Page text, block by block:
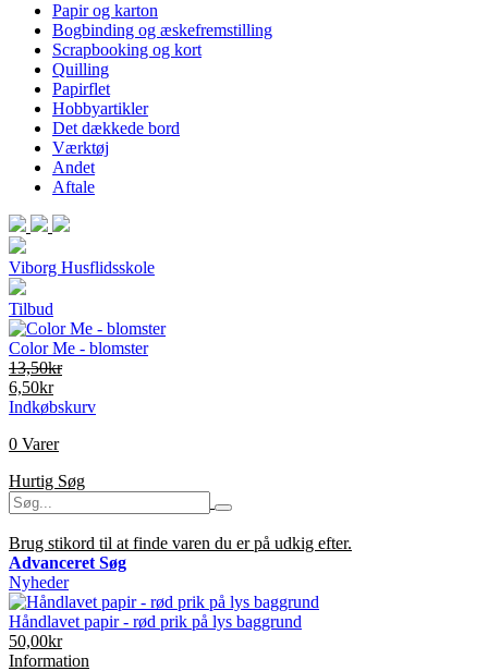
Papir og karton
Bogbinding og æskefremstilling
Scrapbooking og kort
Quilling
Papirflet
Hobbyartikler
Det dækkede bord
Værktøj
Andet
Aftale
Viborg Husflidsskole
Tilbud
Color Me - blomster
13,50kr
6,50kr
Indkøbskurv
0 Varer
Hurtig Søg
Brug stikord til at finde varen du er på udkig efter.
Advanceret Søg
Nyheder
Håndlavet papir - rød prik på lys baggrund
50,00kr
Information